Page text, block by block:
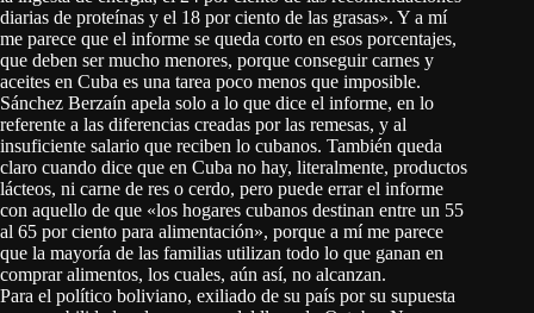
diarias de proteínas y el 18 por ciento de las grasas». Y a mí
me parece que el informe se queda corto en esos porcentajes,
que deben ser mucho menores, porque conseguir carnes y
aceites en Cuba es una tarea poco menos que imposible.
Sánchez Berzaín apela solo a lo que dice el informe, en lo
referente a las diferencias creadas por las remesas, y al
insuficiente salario que reciben lo cubanos. También queda
claro cuando dice que en Cuba no hay, literalmente, productos
lácteos, ni carne de res o cerdo, pero puede errar el informe
con aquello de que «los hogares cubanos destinan entre un 55
al 65 por ciento para alimentación», porque a mí me parece
que la mayoría de las familias utilizan todo lo que ganan en
comprar alimentos, los cuales, aún así, no alcanzan.
Para el político boliviano, exiliado de su país por su supuesta